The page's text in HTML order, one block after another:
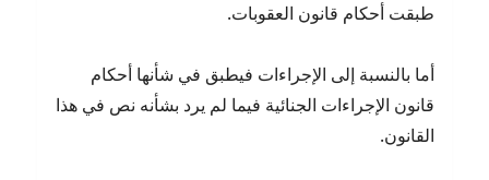
طبقت أحكام قانون العقوبات.
أما بالنسبة إلى الإجراءات فيطبق في شأنها أحكام
قانون الإجراءات الجنائية فيما لم يرد بشأنه نص في هذا
القانون.